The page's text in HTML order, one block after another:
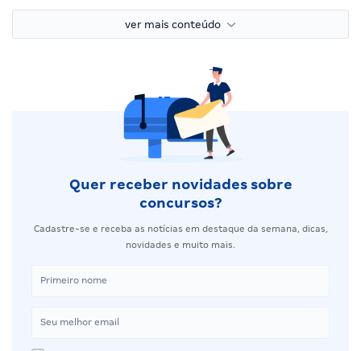
ver mais conteúdo
Quer receber novidades sobre
concursos?
Cadastre-se e receba as notícias em destaque da semana, dicas,
novidades e muito mais.